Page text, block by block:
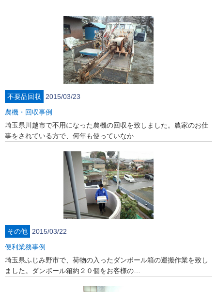
不要品回収
2015/03/23
農機・回収事例
埼玉県川越市で不用になった農機の回収を致しました。農家のお仕
事をされている方で、何年も使っていなか…
その他
2015/03/22
便利業務事例
埼玉県ふじみ野市で、荷物の入ったダンボール箱の運搬作業を致し
ました。ダンボール箱約２０個をお客様の…